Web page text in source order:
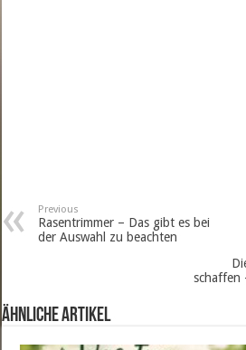
Previous
Rasentrimmer – Das gibt es bei
der Auswahl zu beachten
schaffen
ähnliche Artikel